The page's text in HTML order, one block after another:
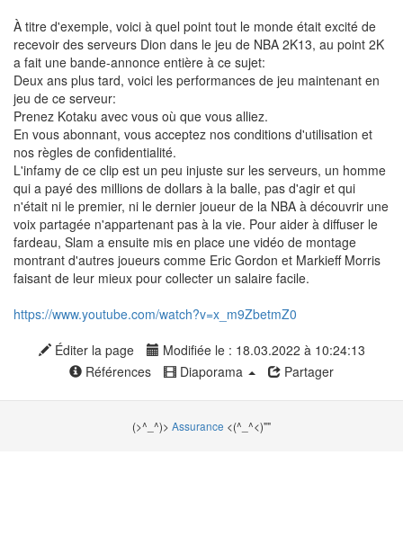
À titre d'exemple, voici à quel point tout le monde était excité de
recevoir des serveurs Dion dans le jeu de NBA 2K13, au point 2K
a fait une bande-annonce entière à ce sujet:
Deux ans plus tard, voici les performances de jeu maintenant en
jeu de ce serveur:
Prenez Kotaku avec vous où que vous alliez.
En vous abonnant, vous acceptez nos conditions d'utilisation et
nos règles de confidentialité.
L'infamy de ce clip est un peu injuste sur les serveurs, un homme
qui a payé des millions de dollars à la balle, pas d'agir et qui
n'était ni le premier, ni le dernier joueur de la NBA à découvrir une
voix partagée n'appartenant pas à la vie. Pour aider à diffuser le
fardeau, Slam a ensuite mis en place une vidéo de montage
montrant d'autres joueurs comme Eric Gordon et Markieff Morris
faisant de leur mieux pour collecter un salaire facile.
https://www.youtube.com/watch?v=x_m9ZbetmZ0
Éditer la page
Modifiée le : 18.03.2022 à 10:24:13
Références
Diaporama Partager
(>^_^)> Assurance <(^_^<)""